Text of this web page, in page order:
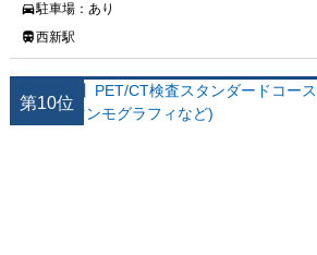
駐車場： あり
西新駅
第10位